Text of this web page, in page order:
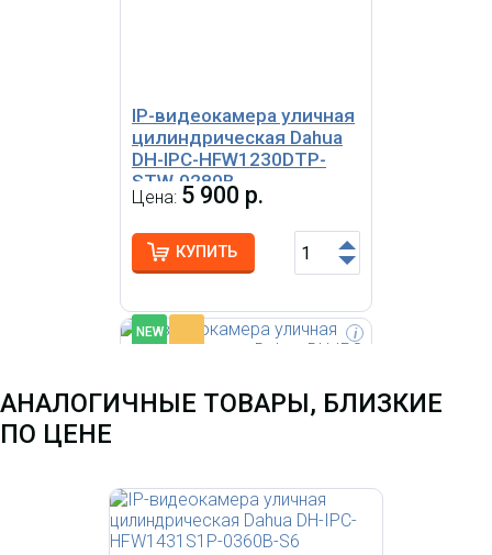
IP-видеокамера уличная
цилиндрическая Dahua
DH-IPC-HFW1230DTP-
STW-0280B
Цена: 5 900 р.
КУПИТЬ
NEW i
АНАЛОГИЧНЫЕ ТОВАРЫ, БЛИЗКИЕ
ПО ЦЕНЕ